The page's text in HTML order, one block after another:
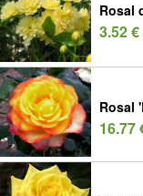
Rosal
3.52
Rosal
16.77